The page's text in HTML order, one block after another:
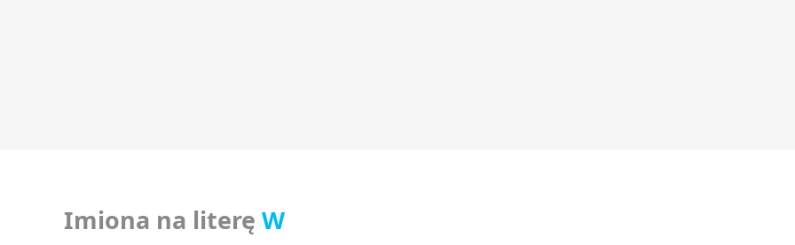
Imiona na literę W